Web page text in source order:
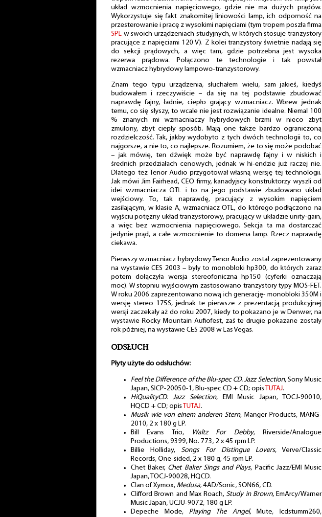
układ wzmocnienia napięciowego, gdzie nie ma dużych prądów.
Wykorzystuje się fakt znakomitej liniowości lamp, ich odporność na
przesterowanie i pracę z wysokimi napięciami (tym tropem poszła firma
SPL w swoich urządzeniach studyjnych, w których stosuje tranzystory
pracujące z napięciami 120 V). Z kolei tranzystory świetnie nadają się
do sekcji prądowych, a więc tam, gdzie potrzebna jest wysoka
rezerwa prądowa. Połączono te technologie i tak powstał
wzmacniacz hybrydowy lampowo-tranzystorowy.
Znam tego typu urządzenia, słuchałem wielu, sam jakieś, kiedyś
budowałem i rzeczywiście – da się na tej podstawie zbudować
naprawdę fajny, ładnie, ciepło grający wzmacniacz. Wbrew jednak
temu, co się słyszy, to wcale nie jest rozwiązanie idealne. Niemal 100
% znanych mi wzmacniaczy hybrydowych brzmi w nieco zbyt
zmulony, zbyt ciepły sposób. Mają one także bardzo ograniczoną
rozdzielczość. Tak, jakby wydobyto z tych dwóch technologii to, co
najgorsze, a nie to, co najlepsze. Rozumiem, że to się może podobać
– jak mówię, ten dźwięk może być naprawdę fajny i w niskich i
średnich przedziałach cenowych, jednak w hi-endzie już raczej nie.
Dlatego też Tenor Audio przygotował własną wersję tej technologii.
Jak mówi Jim Fairhead, CEO firmy, kanadyjscy konstruktorzy wyszli od
idei wzmacniacza OTL i to na jego podstawie zbudowano układ
wejściowy. To, tak naprawdę, pracujący z wysokim napięciem
zasilającym, w klasie A, wzmacniacz OTL, do którego podłączono na
wyjściu potężny układ tranzystorowy, pracujący w układzie unity-gain,
a więc bez wzmocnienia napięciowego. Sekcja ta ma dostarczać
jedynie prąd, a całe wzmocnienie to domena lamp. Rzecz naprawdę
ciekawa.
Pierwszy wzmacniacz hybrydowy Tenor Audio został zaprezentowany
na wystawie CES 2003 – były to monobloki hp300, do których zaraz
potem dołączyła wersja stereofoniczna hp150 (cyferki oznaczają
moc). W stopniu wyjściowym zastosowano tranzystory typy MOS-FET.
W roku 2006 zaprezentowano nową ich generację- monobloki 350M i
wersję stereo 175S, jednak te pierwsze z prezentacją produkcyjnej
wersji zaczekały aż do roku 2007, kiedy to pokazano je w Denwer, na
wystawie Rocky Mountain Aufiofest, zaś te drugie pokazane zostały
rok później, na wystawie CES 2008 w Las Vegas.
ODSŁUCH
Płyty użyte do odsłuchów:
Feel the Difference of the Blu-spec CD. Jazz Selection, Sony Music
Japan, SICP-20050-1, Blu-spec CD + CD; opis
TUTAJ.
HiQualityCD. Jazz Selection, EMI Music Japan, TOCJ-90010,
HQCD + CD; opis
TUTAJ.
Musik wie von einem anderen Stern, Manger Products, MANG-
2010, 2 x 180 g LP.
Bill Evans Trio,
Waltz For Debby, Riverside/Analogue
Productions, 9399, No. 773, 2 x 45 rpm LP.
Billie Holliday, Songs For Distingue Lovers, Verve/Classic
Records, One-sided, 2 x 180 g, 45 rpm LP.
Chet Baker, Chet Baker Sings and Plays, Pacific Jazz/EMI Music
Japan, TOCJ-90028, HQCD.
Clan of Xymox, Medusa, 4AD/Sonic, SON66, CD.
Clifford Brown and Max Roach, Study in Brown, EmArcy/Warner
Music Japan, UCJU-9072, 180 g LP.
Depeche Mode, Playing The Angel, Mute, lcdstumm260,